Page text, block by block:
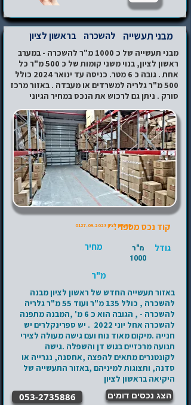
בראשון לציון להשכרה מבני תעשייה
מבני תעשייה של כ 1000 מ"ר להשכרה - במערב
ראשון לציון, בנוי משני קומות של כ 500 מ"ר כל
אחת . גובה כ 6 מטר. כניסה עד ינואר 2024 כולל
500 מ"ר גלריה למשרדים או מעבדה . באזור מרכז
סורק . ניתן גם לרכוש את הנכס במחיר הגיוני
בראשון לציון 0127-09-2023
קוד נכס מספר :
גודל
מ"ר
1000
מחיר
מ"ר
באזור תעשייה החדש של ראשון לציון מבנה
להשכרה , כולל 135 מ"ר ועוד 55 מ"ר גלריה
להשכרה - , הגובה הוא כ 6 מ' ,המבנה מתפנה
להשכרה אחל יוני 2022 ​ . יש ספרינקלרים יש
חנייה .מיקום מאוד נוח ועם גישה מעולה לצירי
תנועה מרכזיים בגוש דן והשפלה .גישה
לקונטנרים מתאים להפצה ,אחסנה, נגרייה או
סדנה, ותצוגות למיניהם ,באזור התעשייה של
היקיאה בראשון לציון
הצג נכסים דומים 053-2735886